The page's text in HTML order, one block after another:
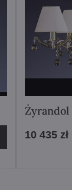
Żyrandol
10 435 zł